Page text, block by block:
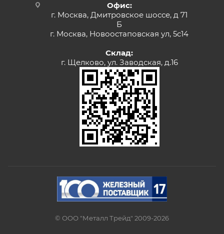
Офис:
г. Москва, Дмитровское шоссе, д 71
Б
г. Москва, Новоостаповская ул, 5с14
Склад:
г. Щелково, ул. Заводская, д.16
© ООО "Металл Трейд" 2009-2026